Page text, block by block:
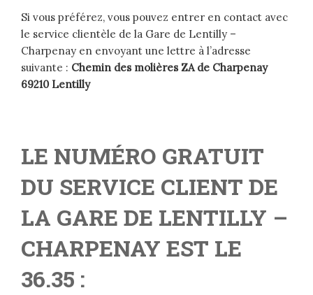
Si vous préférez, vous pouvez entrer en contact avec
le service clientèle de la Gare de Lentilly –
Charpenay en envoyant une lettre à l’adresse
suivante : Chemin des molières ZA de Charpenay
69210 Lentilly
LE NUMÉRO GRATUIT
DU SERVICE CLIENT DE
LA GARE DE LENTILLY –
CHARPENAY EST LE
36.35 :